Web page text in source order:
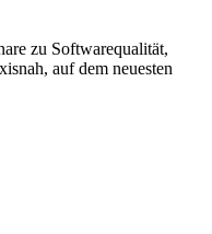
zu Softwarequalität,
auf dem neuesten